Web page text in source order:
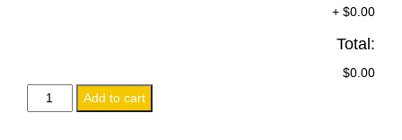
+ $0.00
Total:
$0.00
COUNTRY
T-
Add to cart